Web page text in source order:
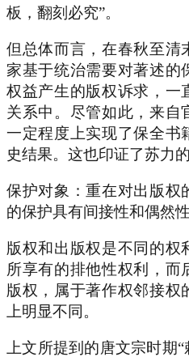
板，翻刻必究”。
但总体而言，在春秋至清
家基于统治需要对著述的
权益产生的版权诉求，一
关系中。尽管如此，来自
一定程度上实现了保全书
史结果。这也印证了苏力的
保护对象：重在对出版权
的保护具有间接性和偶然性
版权和出版权是不同的权
所享有的排他性权利，而
版权，属于著作权邻接权
上明显不同。
上文所提到的唐文宗时期